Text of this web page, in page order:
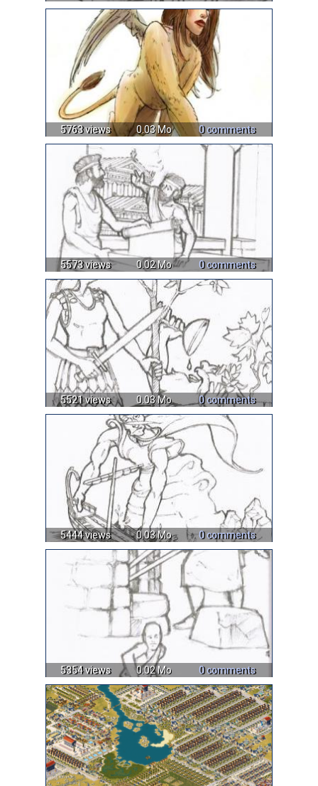
5763 views 0.03 Mo 0 comments
5573 views 0.02 Mo 0 comments
5521 views 0.03 Mo 0 comments
5444 views 0.03 Mo 0 comments
5354 views 0.02 Mo 0 comments